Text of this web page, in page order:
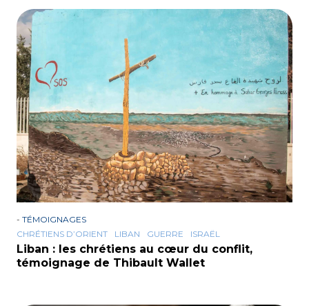
- TÉMOIGNAGES
CHRÉTIENS D’ORIENT
LIBAN GUERRE ISRAËL
Liban : les chrétiens au cœur du conflit,
témoignage de Thibault Wallet